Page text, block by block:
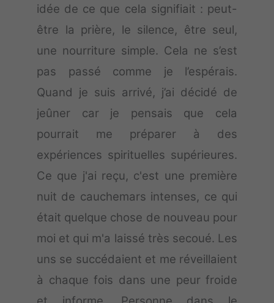
idée de ce que cela signifiait : peut-
être la prière, le silence, être seul,
une nourriture simple. Cela ne s’est
pas passé comme je l’espérais.
Quand je suis arrivé, j’ai décidé de
jeûner car je pensais que cela
pourrait me préparer à des
expériences spirituelles supérieures.
Ce que j'ai reçu, c'est une première
nuit de cauchemars intenses, ce qui
était quelque chose de nouveau pour
moi et qui m'a laissé très secoué. Les
uns se succédaient et me réveillaient
à chaque fois dans une peur froide